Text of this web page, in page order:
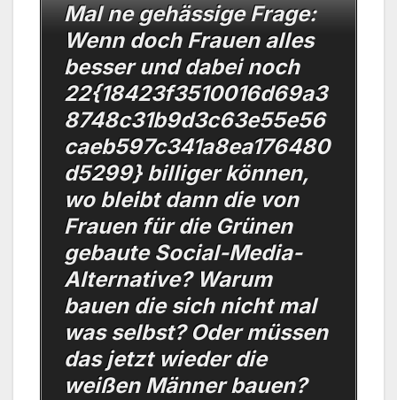
Mal ne gehässige Frage:
Wenn doch Frauen alles
besser und dabei noch
22{18423f3510016d69a3
8748c31b9d3c63e55e56
caeb597c341a8ea176480
d5299} billiger können,
wo bleibt dann die von
Frauen für die Grünen
gebaute Social-Media-
Alternative? Warum
bauen die sich nicht mal
was selbst? Oder müssen
das jetzt wieder die
weißen Männer bauen?